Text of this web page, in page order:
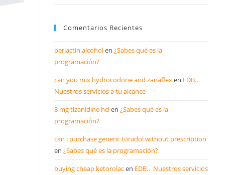
Comentarios Recientes
periactin alcoholen ¿Sabes qué es la
programación?
can you mix hydrocodone and zanaflexen EDB…
Nuestros servicios a tu alcance
8 mg tizanidine hclen ¿Sabes qué es la
programación?
can i purchase generic toradol without prescription
en ¿Sabes qué es la programación?
buying cheap ketorolacen EDB… Nuestros servicios